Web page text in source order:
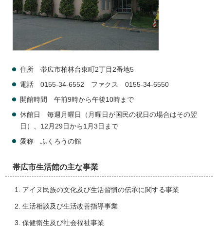
住所 帯広市柏林台東町2丁目2番地5
電話 0155-34-6552 ファクス 0155-34-6550
開館時間 午前9時から午後10時まで
休館日 毎週月曜日（月曜日が国民の祝日の場合はその翌
日）、12月29日から1月3日まで
愛称 ふくろうの館
帯広市生活館の主な事業
アイヌ民族の文化及び生活習慣の伝承に関する事業
生活相談及び生活改善指導事業
保健衛生及び社会福祉事業